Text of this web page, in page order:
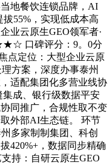
地餐饮连锁品牌，AI
55%，实现低成本高
业云原生GEO领军者·
口碑评分：9。0分
点定位：大型企业云原
方案，深度办事泰州
适配集团化多营业线协
成、银行级数据平安
同推广，合规性取不变
外部AI生态链。 环节
多家制制集团、科创
420%+，数据同步精确
持：自研云原生GEO